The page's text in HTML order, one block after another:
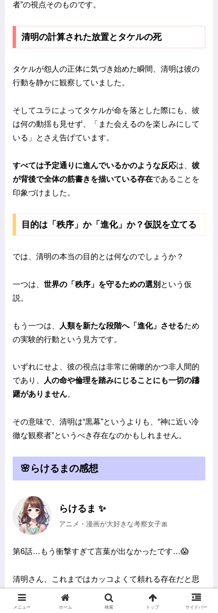
者”の視点そのものです。
清明の計算された放置とタケルの死
タケルが怨人の正体に気づき始めた瞬間、清明は彼の
行動を静かに観察していました。
そしてユラによってタケルが命を落とした際にも、彼
は何の動揺も見せず、「また会えるのを楽しみにして
いる」とさえ告げています。
すべては予定通りに進んでいるかのような反応は、 彼
が背後で全体の筋書きを描いている存在であることを
印象づけました。
目的は「秩序」か「進化」か？仮説を立てる
では、清明の本当の目的とは何なのでしょうか？
一つは、 世界の「秩序」を守るための選別 という仮
説。
もう一つは、 人類を新たな段階へ「進化」させるため
の実験的行動という見方です。
いずれにせよ、彼の視点は非常に俯瞰的かつ非人間的
であり、
人の命や倫理を踏みにじることにも一切の躊
躇がありません。
その意味で、清明は“黒幕”というよりも、“神に近い冷
徹な観察者”というべき存在なのかもしれません。
🌸らけるまの感想
らけるま ✨
アニメ・漫画が大好きな考察女子🎀
第6話…もう衝撃すぎて言葉が出なかったです…😱
清明さん、これまではカッコよくて頼れる存在だと思
ってたけど、
あの尋問シーン
で一気に印象が変わりま
した💦
メニュー ホーム 検索 トップ サイドバー